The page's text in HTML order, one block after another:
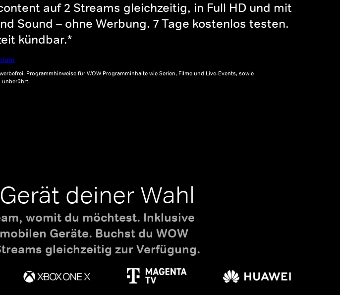
auf 2 Streams gleichzeitig, in Full HD und mit
Sound – ohne Werbung. 7 Tage kostenlos testen.
kündbar.*
Programmhinweise für WOW Programminhalte wie Serien, Filme und Live-Events, sowie
unberührt.
deiner Wahl
womit du möchtest. Inklusive
Geräte. Buchst du WOW
gleichzeitig zur Verfügung.